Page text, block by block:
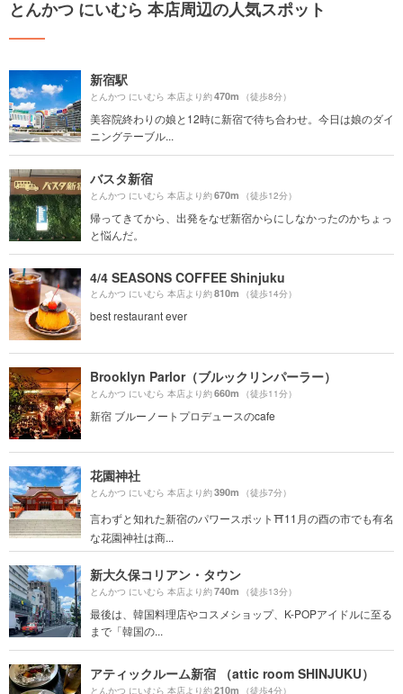
とんかつ にいむら 本店周辺の人気スポット
新宿駅
とんかつ にいむら 本店より約470m （徒歩8分）
美容院終わりの娘と12時に新宿で待ち合わせ。今日は娘のダイ
ニングテーブル...
バスタ新宿
とんかつ にいむら 本店より約670m （徒歩12分）
帰ってきてから、出発をなぜ新宿からにしなかったのかちょっ
と悩んだ。
4/4 SEASONS COFFEE Shinjuku
とんかつ にいむら 本店より約810m （徒歩14分）
best restaurant ever
Brooklyn Parlor（ブルックリンパーラー）
とんかつ にいむら 本店より約660m （徒歩11分）
新宿 ブルーノートプロデュースのcafe
花園神社
とんかつ にいむら 本店より約390m （徒歩7分）
言わずと知れた新宿のパワースポット⛩11月の酉の市でも有名
な花園神社は商...
新大久保コリアン・タウン
とんかつ にいむら 本店より約740m （徒歩13分）
最後は、韓国料理店やコスメショップ、K-POPアイドルに至る
まで「韓国の...
アティックルーム新宿 （attic room SHINJUKU）
とんかつ にいむら 本店より約210m （徒歩4分）